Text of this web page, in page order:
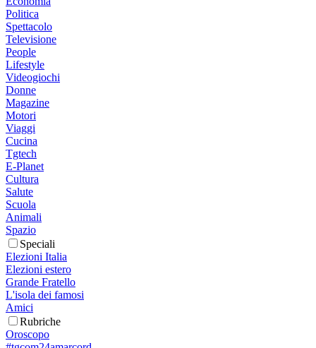
Politica
Spettacolo
Televisione
People
Lifestyle
Videogiochi
Donne
Magazine
Motori
Viaggi
Cucina
Tgtech
E-Planet
Cultura
Salute
Scuola
Animali
Spazio
Speciali
Elezioni Italia
Elezioni estero
Grande Fratello
L'isola dei famosi
Amici
Rubriche
Oroscopo